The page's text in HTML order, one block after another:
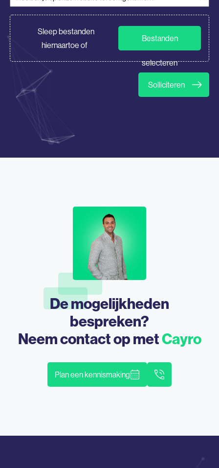
CV/Motivatie
Sleep bestanden
hiernaartoe of
Bestanden
selecteren
De mogelijkheden
bespreken?
Neem contact op metCayro
Plan een kennismaking